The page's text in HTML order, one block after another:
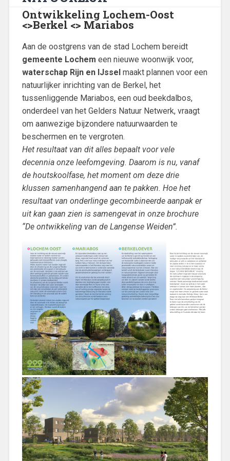
Ontwikkeling Lochem-Oost
<>Berkel <> Mariabos
Aan de oostgrens van de stad Lochem bereidt
gemeente Lochem een nieuwe woonwijk voor,
waterschap Rijn en IJsselmaakt plannen voor een
natuurlijker inrichting van de Berkel, het
tussenliggende Mariabos, een oud beekdalbos,
onderdeel van het Gelders Natuur Netwerk, vraagt
om aanwezige bijzondere natuurwaarden te
beschermen en te vergroten.
Het resultaat van dit alles bepaalt voor vele
decennia onze leefomgeving. Daarom is nu, vanaf
de houtskoolfase, het moment om deze drie
klussen samenhangend aan te pakken. Hoe het
resultaat van onderlinge gecombineerde aanpak er
uit kan gaan zien is samengevat in onze brochure
“De ontwikkeling van de Langense Weiden”.